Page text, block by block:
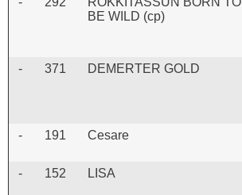
BE WILD (cp)
-
371 DEMERTER GOLD
-
191 Cesare
- 152 LISA